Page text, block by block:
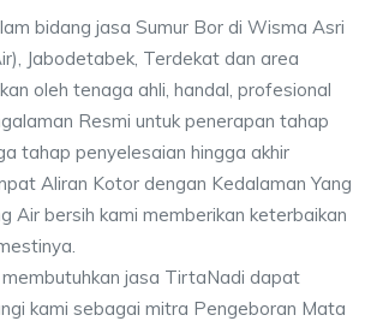
bidang jasa Sumur Bor di Wisma Asri
Jabodetabek, Terdekat dan area
oleh tenaga ahli, handal, profesional
Resmi untuk penerapan tahap
tahap penyelesaian hingga akhir
Aliran Kotor dengan Kedalaman Yang
Air bersih kami memberikan keterbaikan
jasa TirtaNadi dapat
kami sebagai mitra Pengeboran Mata